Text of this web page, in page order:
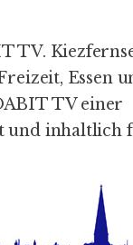
TV.
Essen
TV einer
inhaltlich